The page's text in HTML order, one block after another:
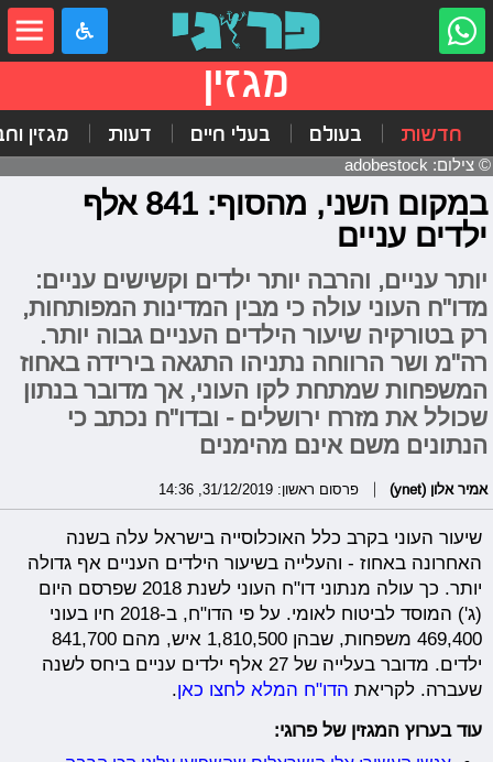
מגזין
חדשות בעולם בעלי חיים דעות מגזין
© צילום: adobestock
במקום השני, מהסוף: 841 אלף
ילדים עניים
יותר עניים, והרבה יותר ילדים וקשישים עניים:
מדו"ח העוני עולה כי מבין המדינות המפותחות,
רק בטורקיה שיעור הילדים העניים גבוה יותר.
רה"מ ושר הרווחה נתניהו התגאה בירידה באחוז
המשפחות שמתחת לקו העוני, אך מדובר בנתון
שכולל את מזרח ירושלים - ובדו"ח נכתב כי
הנתונים משם אינם מהימנים
אמיר אלון (ynet) פרסום ראשון: 31/12/2019, 14:36
שיעור העוני בקרב כלל האוכלוסייה בישראל עלה בשנה
האחרונה באחוז - והעלייה בשיעור הילדים העניים אף גדולה
יותר. כך עולה מנתוני דו"ח העוני לשנת 2018 שפרסם היום
(ג') המוסד לביטוח לאומי. על פי הדו"ח, ב-2018 חיו בעוני
469,400 משפחות, שבהן 1,810,500 איש, מהם 841,700
ילדים. מדובר בעלייה של 27 אלף ילדים עניים ביחס לשנה
שעברה. לקריאת הדו"ח המלא לחצו כאן.
עוד בערוץ המגזין של פרוגי: